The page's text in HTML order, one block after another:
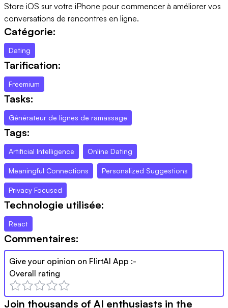
Store iOS sur votre iPhone pour commencer à améliorer vos
conversations de rencontres en ligne.
Catégorie:
Dating
Tarification:
Freemium
Tasks:
Générateur de lignes de ramassage
Tags:
Artificial Intelligence Online Dating
Meaningful Connections Personalized Suggestions
Privacy Focused
Technologie utilisée:
React
Commentaires:
Give your opinion on FlirtAI App :-
Overall rating
Join thousands of AI enthusiasts in the